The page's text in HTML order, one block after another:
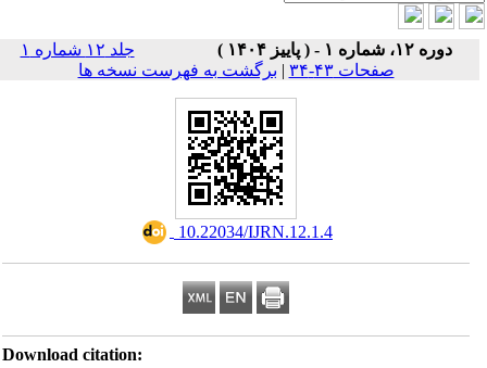
دوره ۱۲، شماره ۱ - ( پاییز ۱۴۰۴ )
جلد ۱۲ شماره ۱
صفحات ۴۳-۳۴
|برگشت به فهرست نسخه ها
‎ 10.22034/IJRN.12.1.4
Download citation: